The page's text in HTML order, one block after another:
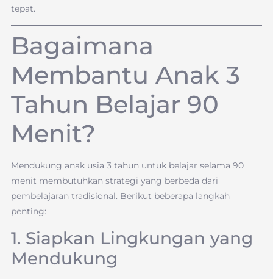
tepat.
Bagaimana
Membantu Anak 3
Tahun Belajar 90
Menit?
Mendukung anak usia 3 tahun untuk belajar selama 90
menit membutuhkan strategi yang berbeda dari
pembelajaran tradisional. Berikut beberapa langkah
penting:
1. Siapkan Lingkungan yang
Mendukung